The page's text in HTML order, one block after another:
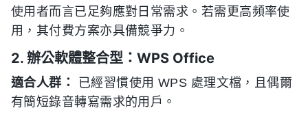
使用者而言已足夠應對日常需求。若需更高頻率使
用，其付費方案亦具備競爭力。
2. 辦公軟體整合型：WPS Office
適合人群：
已經習慣使用 WPS 處理文檔，且偶爾
有簡短錄音轉寫需求的用戶。